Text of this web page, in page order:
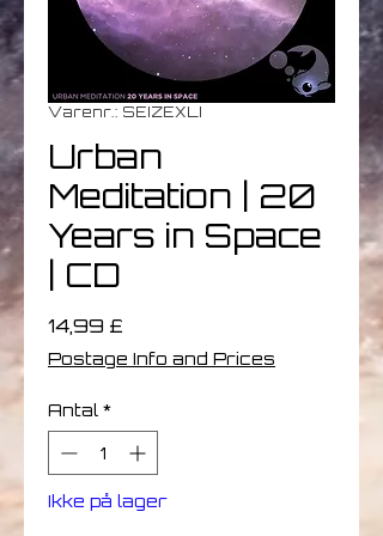
Varenr.: SEIZEXLI
Urban
Meditation | 20
Years in Space
| CD
14,99 £
Postage Info and Prices
Antal *
Ikke på lager